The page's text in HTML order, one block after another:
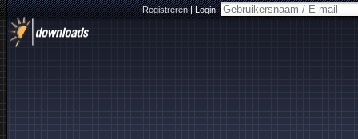
Registreren|Login: